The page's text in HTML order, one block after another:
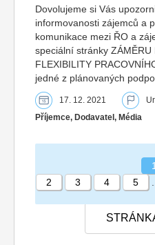
Dovolujeme si Vás
informovanosti zájemců a
komunikace mezi ŘO a
speciální stránky ZÁMĚRU
FLEXIBILITY
jedné z plánovaných
17. 12. 2021
Příjemce, Dodavatel, Média
1
2
3 4 5